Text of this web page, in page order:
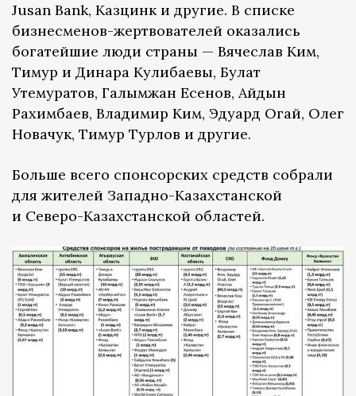
Jusan Bank, Казцинк и другие. В списке
бизнесменов-жертвователей оказались
богатейшие люди страны — Вячеслав Ким,
Тимур и Динара Кулибаевы, Булат
Утемуратов, Галымжан Есенов, Айдын
Рахимбаев, Владимир Ким, Эдуард Огай, Олег
Новачук, Тимур Турлов и другие.
Больше всего спонсорских средств собрали
для жителей Западно-Казахстанской
и Северо-Казахстанской областей.